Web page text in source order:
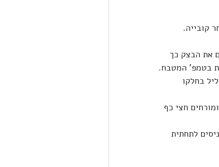
קובייה.
את הבצק כך
גליל בחלקו
חצי כף
תנור מראש ל-230 מעלות, ומכניסים לתחתית